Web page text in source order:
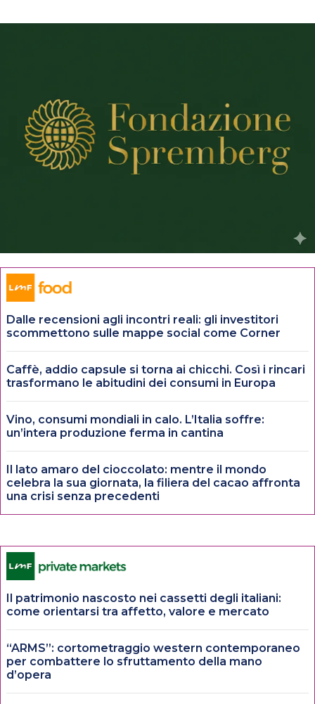
Dalle recensioni agli incontri reali: gli investitori
scommettono sulle mappe social come Corner
Caffè, addio capsule si torna ai chicchi. Così i rincari
trasformano le abitudini dei consumi in Europa
Vino, consumi mondiali in calo. L’Italia soffre:
un’intera produzione ferma in cantina
Il lato amaro del cioccolato: mentre il mondo
celebra la sua giornata, la filiera del cacao affronta
una crisi senza precedenti
Il patrimonio nascosto nei cassetti degli italiani:
come orientarsi tra affetto, valore e mercato
“ARMS”: cortometraggio western contemporaneo
per combattere lo sfruttamento della mano
d’opera